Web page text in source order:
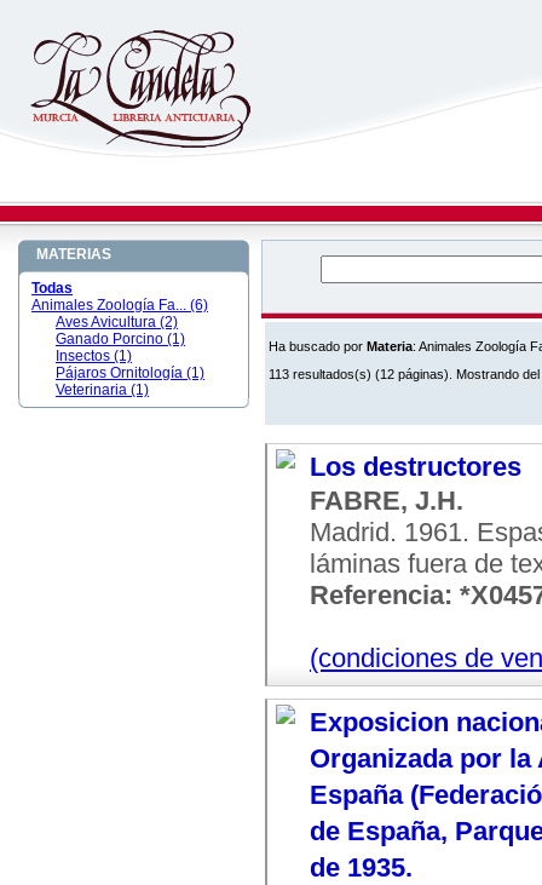
MATERIAS
Todas
Animales Zoología Fa... (6)
Aves Avicultura (2)
Ganado Porcino (1)
Insectos (1)
Pájaros Ornitología (1)
Veterinaria (1)
Ha buscado por Materia: Animales Zoología
113 resultados(s) (12 páginas). Mostrando del
Los destructores
FABRE, J.H.
Madrid. 1961.
láminas fuera de
Referencia:
(condiciones de
Exposicion
Organizada por
España
de España,
de 1935.